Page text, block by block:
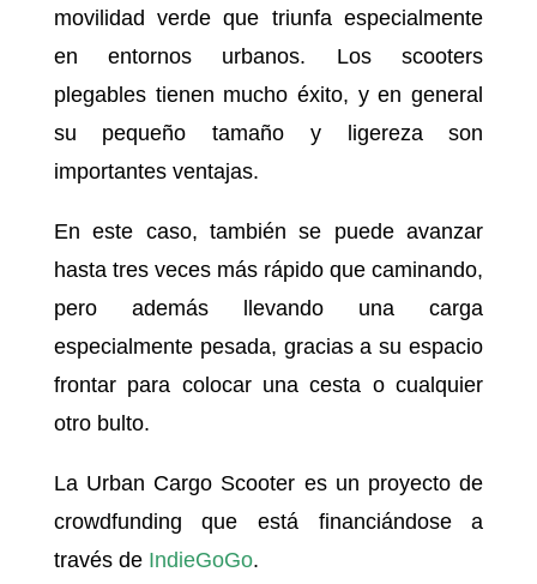
movilidad verde que triunfa especialmente
en entornos urbanos. Los scooters
plegables tienen mucho éxito, y en general
su pequeño tamaño y ligereza son
importantes ventajas.
En este caso, también se puede avanzar
hasta tres veces más rápido que caminando,
pero además llevando una carga
especialmente pesada, gracias a su espacio
frontar para colocar una cesta o cualquier
otro bulto.
La Urban Cargo Scooter es un proyecto de
crowdfunding que está financiándose a
través de IndieGoGo.